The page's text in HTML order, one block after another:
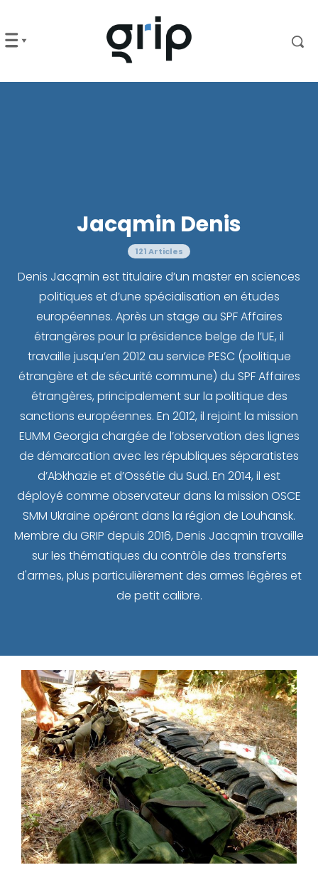
Jacqmin Denis
121 Articles
Denis Jacqmin est titulaire d’un master en sciences
politiques et d’une spécialisation en études
européennes. Après un stage au SPF Affaires
étrangères pour la présidence belge de l’UE, il
travaille jusqu’en 2012 au service PESC (politique
étrangère et de sécurité commune) du SPF Affaires
étrangères, principalement sur la politique des
sanctions européennes. En 2012, il rejoint la mission
EUMM Georgia chargée de l’observation des lignes
de démarcation avec les républiques séparatistes
d’Abkhazie et d’Ossétie du Sud. En 2014, il est
déployé comme observateur dans la mission OSCE
SMM Ukraine opérant dans la région de Louhansk.
Membre du GRIP depuis 2016, Denis Jacqmin travaille
sur les thématiques du contrôle des transferts
d'armes, plus particulièrement des armes légères et
de petit calibre.